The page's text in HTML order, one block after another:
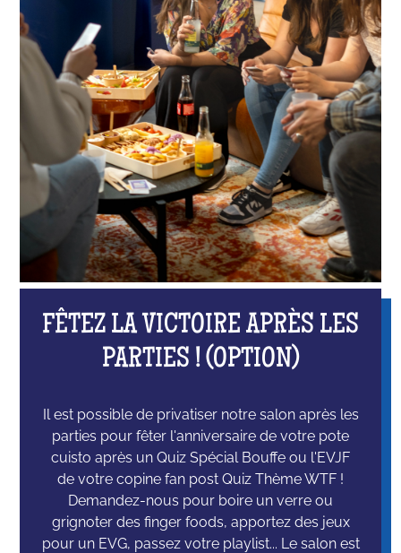
FÊTEZ LA VICTOIRE APRÈS LES
PARTIES ! (OPTION)
Il est possible de privatiser notre salon après les
parties pour fêter l'anniversaire de votre pote
cuisto après un Quiz Spécial Bouffe ou l'EVJF
de votre copine fan post Quiz Thème WTF !
Demandez-nous pour boire un verre ou
grignoter des finger foods, apportez des jeux
pour un EVG, passez votre playlist... Le salon est